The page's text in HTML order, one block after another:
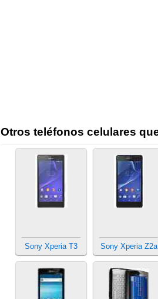
Otros teléfonos celulares
Sony Xperia T3 Sony Xperia Z2a